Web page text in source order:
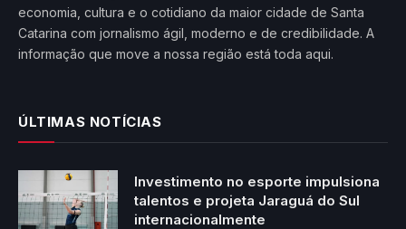
economia, cultura e o cotidiano da maior cidade de Santa
Catarina com jornalismo ágil, moderno e de credibilidade. A
informação que move a nossa região está toda aqui.
ÚLTIMAS NOTÍCIAS
Investimento no esporte impulsiona
talentos e projeta Jaraguá do Sul
internacionalmente